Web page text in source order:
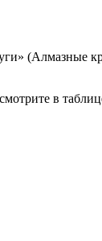
(Алмазные
в